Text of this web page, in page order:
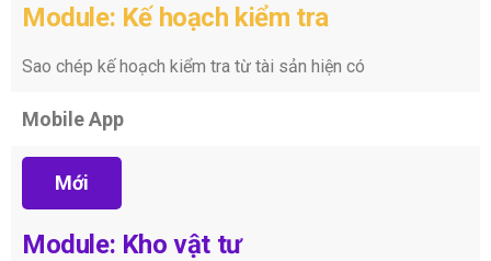
Module: Kế hoạch kiểm tra
Sao chép kế hoạch kiểm tra từ tài sản hiện có
Mobile App
Mới
Module: Kho vật tư